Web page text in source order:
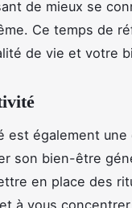
de mieux se
Ce temps de
de vie et votre
est également
son bien-être
en place des
à vous